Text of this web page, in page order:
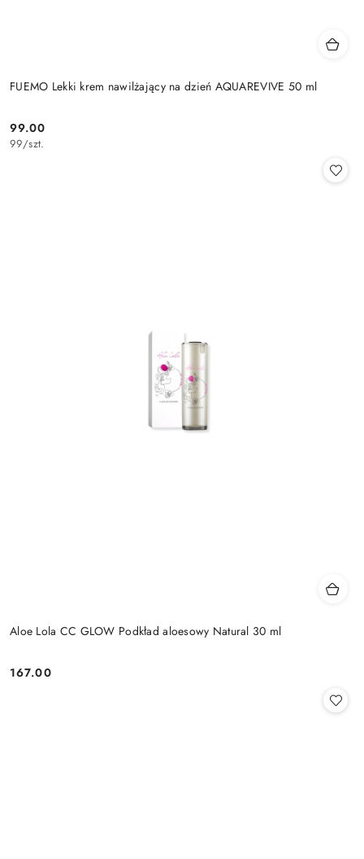
FUEMO Lekki krem nawilżający na dzień AQUAREVIVE 50 ml
Cena:
99.00
99/szt.
Aloe Lola CC GLOW Podkład aloesowy Natural 30 ml
Cena:
167.00